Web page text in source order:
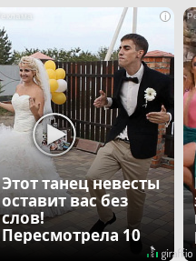
i
Этот танец невесты
оставит вас без
слов!
Пересмотрела 10